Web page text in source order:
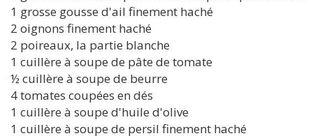
1 grosse gousse d'ail finement haché
2 oignons finement haché
2 poireaux, la partie blanche
1 cuillère à soupe de pâte de tomate
½ cuillère à soupe de beurre
4 tomates coupées en dés
1 cuillère à soupe d'huile d'olive
1 cuillère à soupe de persil finement haché